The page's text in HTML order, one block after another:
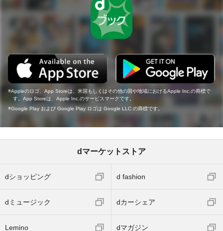
Appleのロゴ、App Storeは、米国もしくはその他の国や地域におけるApple Inc.の商標で
す。App Storeは、Apple Inc.のサービスマークです。
Google Play および Google Play ロゴは Google LLC の商標です。
dマーケットストア
dショッピング d fashion
dミュージック dカーシェア
Lemino dマガジン